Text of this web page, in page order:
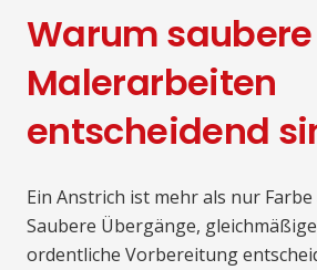
Warum saubere
Malerarbeiten
entscheidend
Ein Anstrich ist mehr als nur Farbe
Saubere Übergänge,
ordentliche Vorbereitung